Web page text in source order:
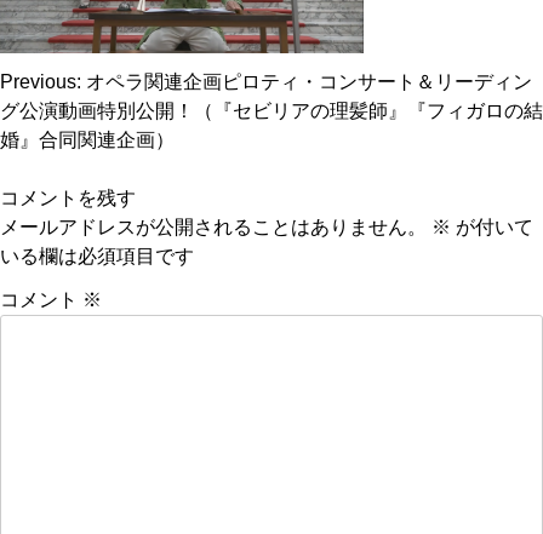
投
稿
ビ
ゲ
ー
シ
Previous: オペラ関連企画ピロティ・コンサート＆リーディン
グ公演動画特別公開！（『セビリアの理髪師』『フィガロの結
婚』合同関連企画）
コメントを残す
メールアドレスが公開されることはありません。
※ が付いて
いる欄は必須項目です
コメント ※